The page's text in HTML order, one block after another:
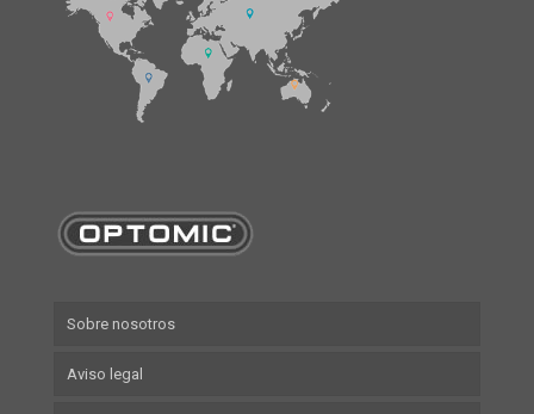
Sobre nosotros
Aviso legal